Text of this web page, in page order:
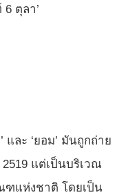
ตุลา’
ละ ‘ยอม’ มันถูกถ่าย
แต่เป็นบริเวณ
แห่งชาติ โดยเป็น